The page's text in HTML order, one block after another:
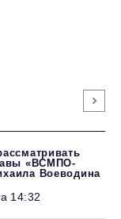
«ВСМПО-
Воеводина
14:32